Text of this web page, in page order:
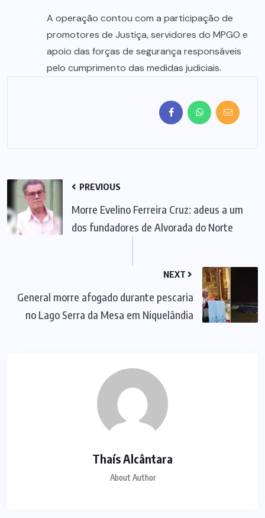
A operação contou com a participação de
promotores de Justiça, servidores do MPGO e
apoio das forças de segurança responsáveis
pelo cumprimento das medidas judiciais.
PREVIOUS
Morre Evelino Ferreira Cruz: adeus a um
dos fundadores de Alvorada do Norte
NEXT
General morre afogado durante pescaria
no Lago Serra da Mesa em Niquelândia
Thaís Alcântara
About Author